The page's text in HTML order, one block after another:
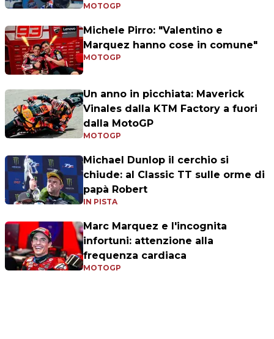
MOTOGP
Michele Pirro: "Valentino e
Marquez hanno cose in comune"
MOTOGP
Un anno in picchiata: Maverick
Vinales dalla KTM Factory a fuori
dalla MotoGP
MOTOGP
Michael Dunlop il cerchio si
chiude: al Classic TT sulle orme di
papà Robert
IN PISTA
Marc Marquez e l'incognita
infortuni: attenzione alla
frequenza cardiaca
MOTOGP